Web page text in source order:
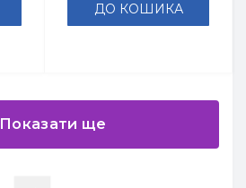
ДО КОШИКА
Показати ще